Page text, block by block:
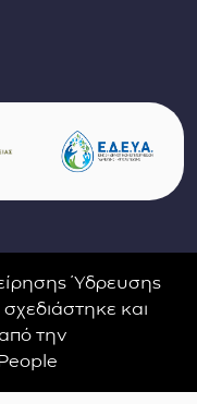
(ανοίγει σε νέο
Ύδρευσης
και
την